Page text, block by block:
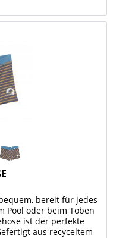
bereit für jedes
Pool oder beim Toben
ist der perfekte
aus recyceltem